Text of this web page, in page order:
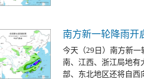
南方新一轮降雨开
今天（29日）南方新
南、江西、浙江局地有
部、东北地区还将自西